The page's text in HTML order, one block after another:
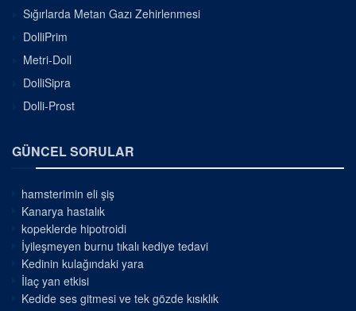
Sığırlarda Metan Gazı Zehirlenmesi
DolliPrim
Metri-Doll
DolliSipra
Dolli-Prost
GÜNCEL SORULAR
hamsterimin eli şiş
Kanarya hastalık
kopeklerde hipotroidi
İyileşmeyen burnu tıkalı kediye tedavi
Kedinin kulağındaki yara
İlaç yan etkisi
Kedide ses gitmesi ve tek gözde kısıklık